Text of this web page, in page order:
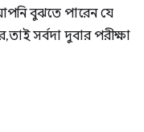
বুঝতে পারেন যে
সর্বদা দুবার পরীক্ষা